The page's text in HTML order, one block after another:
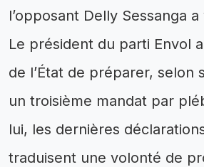
l’opposant Delly Sessanga
Le président du parti Envol
de l’État de préparer, selon
un troisième mandat par
lui, les dernières
traduisent une volonté de